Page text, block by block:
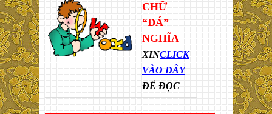
CHỮ
“ĐÁ”
NGHĨA
XINCLICK
VÀO ĐÂY
ĐỂ ĐỌC